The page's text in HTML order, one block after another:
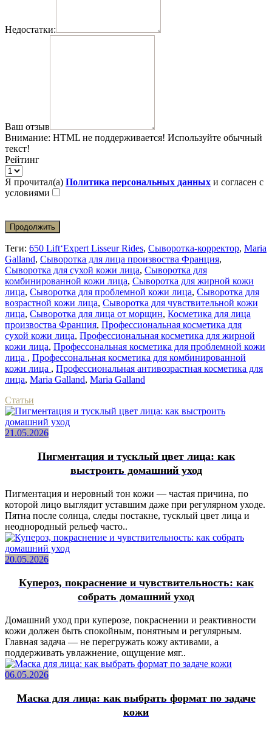
Недостатки:
Ваш отзыв
Внимание: HTML не поддерживается! Используйте обычный
текст!
Рейтинг
Я прочитал(а) Политика персональных данных и согласен с
условиями
Продолжить
Теги: 650 Lift‘Expert Lisseur Rides, Сыворотка-корректор, Maria
Galland, Сыворотка для лица произвоства Франция,
Сыворотка для сухой кожи лица, Сыворотка для
комбинированной кожи лица, Сыворотка для жирной кожи
лица, Сыворотка для проблемной кожи лица, Сыворотка для
возрастной кожи лица, Сыворотка для чувствительной кожи
лица, Сыворотка для лица от морщин, Косметика для лица
произвоства Франция, Профессиональная косметика для
сухой кожи лица, Профессиональная косметика для жирной
кожи лица, Профессональная косметика для проблемной кожи
лица , Профессональная косметика для комбинированной
кожи лица , Профессиональная антивозрастная косметика для
лица, Maria Galland, Maria Galland
Статьи
21.05.2026
Пигментация и тусклый цвет лица: как
выстроить домашний уход
Пигментация и неровный тон кожи — частая причина, по
которой лицо выглядит уставшим даже при регулярном уходе.
Пятна после солнца, следы постакне, тусклый цвет лица и
неоднородный рельеф часто..
20.05.2026
Купероз, покраснение и чувствительность: как
собрать домашний уход
Домашний уход при куперозе, покраснении и реактивности
кожи должен быть спокойным, понятным и регулярным.
Главная задача — не перегружать кожу активами, а
поддерживать увлажнение, ощущение мяг..
06.05.2026
Маска для лица: как выбрать формат по задаче
кожи